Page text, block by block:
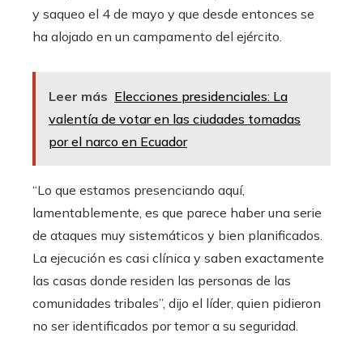
y saqueo el 4 de mayo y que desde entonces se
ha alojado en un campamento del ejército.
Leer más Elecciones presidenciales: La
valentía de votar en las ciudades tomadas
por el narco en Ecuador
“Lo que estamos presenciando aquí,
lamentablemente, es que parece haber una serie
de ataques muy sistemáticos y bien planificados.
La ejecución es casi clínica y saben exactamente
las casas donde residen las personas de las
comunidades tribales”, dijo el líder, quien pidieron
no ser identificados por temor a su seguridad.